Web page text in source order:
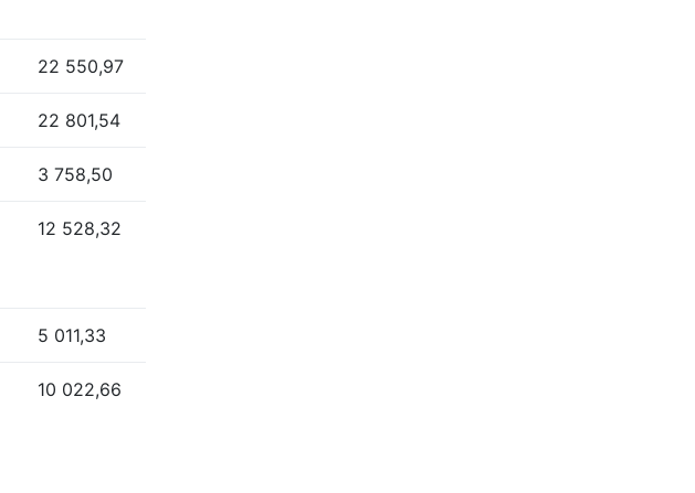
22 550,97
22 801,54
3 758,50
12 528,32
5 011,33
10 022,66